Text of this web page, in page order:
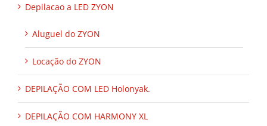
Depilacao a LED ZYON
Aluguel do ZYON
Locação do ZYON
DEPILAÇÃO COM LED Holonyak.
DEPILAÇÃO COM HARMONY XL